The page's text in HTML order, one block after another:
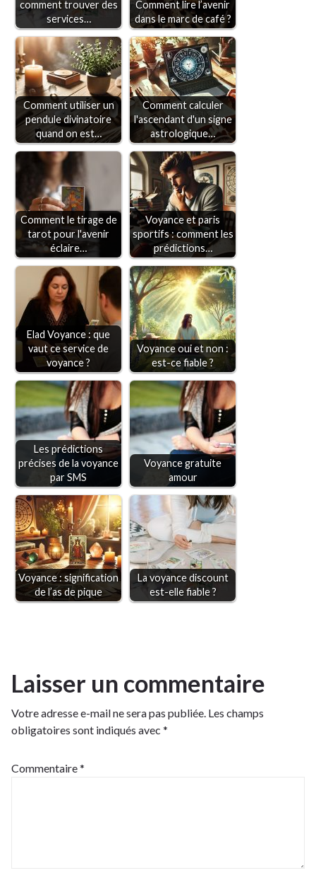
comment trouver des
services…
Comment lire l’avenir
dans le marc de café ?
Comment utiliser un
pendule divinatoire
quand on est…
Comment calculer
l'ascendant d'un signe
astrologique…
Comment le tirage de
tarot pour l'avenir
éclaire…
Voyance et paris
sportifs : comment les
prédictions…
Elad Voyance : que
vaut ce service de
voyance ?
Voyance oui et non :
est-ce fiable ?
Les prédictions
précises de la voyance
par SMS
Voyance gratuite
amour
Voyance : signification
de l’as de pique
La voyance discount
est-elle fiable ?
Laisser un commentaire
Votre adresse e-mail ne sera pas publiée. Les champs
obligatoires sont indiqués avec *
Commentaire*